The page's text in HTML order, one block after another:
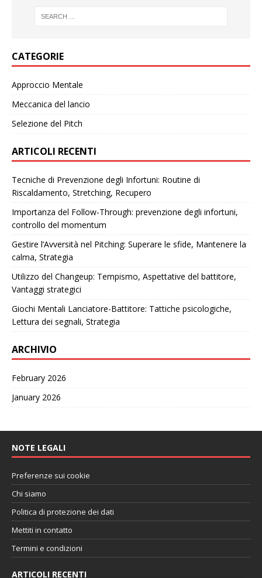
CATEGORIE
Approccio Mentale
Meccanica del lancio
Selezione del Pitch
ARTICOLI RECENTI
Tecniche di Prevenzione degli Infortuni: Routine di
Riscaldamento, Stretching, Recupero
Importanza del Follow-Through: prevenzione degli infortuni,
controllo del momentum
Gestire l’Avversità nel Pitching: Superare le sfide, Mantenere la
calma, Strategia
Utilizzo del Changeup: Tempismo, Aspettative del battitore,
Vantaggi strategici
Giochi Mentali Lanciatore-Battitore: Tattiche psicologiche,
Lettura dei segnali, Strategia
ARCHIVIO
February 2026
January 2026
NOTE LEGALI
Preferenze sui cookie
Chi siamo
Politica di protezione dei dati
Mettiti in contatto
Termini e condizioni
ARTICOLI RECENTI